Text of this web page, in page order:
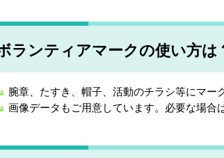
ランティアマークの使い方は
腕章、たすき、帽子、活動のチラシ等にマー
画像データもご用意しています。必要な場合